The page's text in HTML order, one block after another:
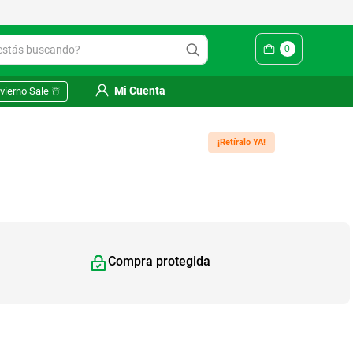
buscando? 0
Sale ☃️ Mi Cuenta
¡Retíralo YA!
Compra protegida